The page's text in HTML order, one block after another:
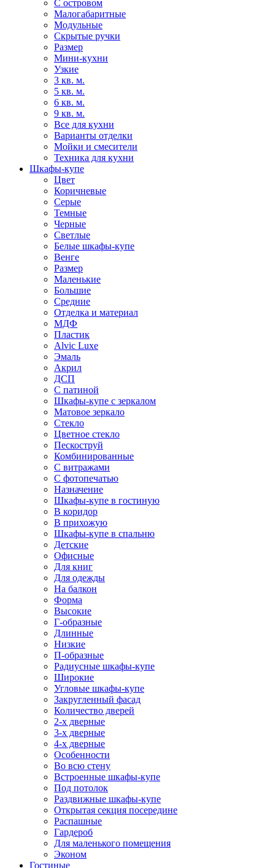
С островом
Малогабаритные
Модульные
Скрытые ручки
Размер
Мини-кухни
Узкие
3 кв. м.
5 кв. м.
6 кв. м.
9 кв. м.
Все для кухни
Варианты отделки
Мойки и смесители
Техника для кухни
Шкафы-купе
Цвет
Коричневые
Серые
Темные
Черные
Светлые
Белые шкафы-купе
Венге
Размер
Маленькие
Большие
Средние
Отделка и материал
МДФ
Пластик
Alvic Luxe
Эмаль
Акрил
ДСП
С патиной
Шкафы-купе с зеркалом
Матовое зеркало
Стекло
Цветное стекло
Пескоструй
Комбинированные
С витражами
С фотопечатью
Назначение
Шкафы-купе в гостиную
В коридор
В прихожую
Шкафы-купе в спальню
Детские
Офисные
Для книг
Для одежды
На балкон
Форма
Высокие
Г-образные
Длинные
Низкие
П-образные
Радиусные шкафы-купе
Широкие
Угловые шкафы-купе
Закругленный фасад
Количество дверей
2-х дверные
3-х дверные
4-х дверные
Особенности
Во всю стену
Встроенные шкафы-купе
Под потолок
Раздвижные шкафы-купе
Открытая секция посередине
Распашные
Гардероб
Для маленького помещения
Эконом
Гостиные